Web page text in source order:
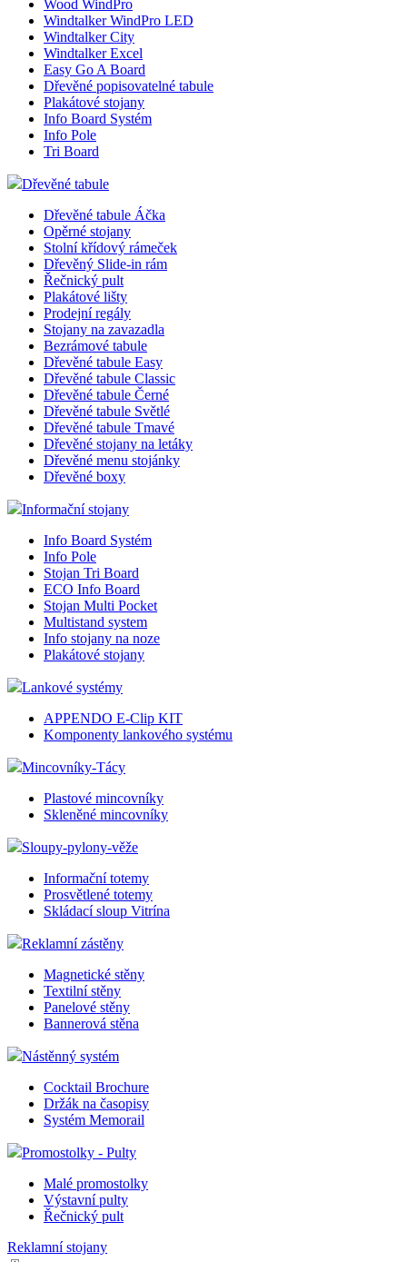
Wood WindPro
Windtalker WindPro LED
Windtalker City
Windtalker Excel
Easy Go A Board
Dřevěné popisovatelné tabule
Plakátové stojany
Info Board Systém
Info Pole
Tri Board
Dřevěné tabule
Dřevěné tabule Áčka
Opěrné stojany
Stolní křídový rámeček
Dřevěný Slide-in rám
Řečnický pult
Plakátové lišty
Prodejní regály
Stojany na zavazadla
Bezrámové tabule
Dřevěné tabule Easy
Dřevěné tabule Classic
Dřevěné tabule Černé
Dřevěné tabule Světlé
Dřevěné tabule Tmavé
Dřevěné stojany na letáky
Dřevěné menu stojánky
Dřevěné boxy
Informační stojany
Info Board Systém
Info Pole
Stojan Tri Board
ECO Info Board
Stojan Multi Pocket
Multistand system
Info stojany na noze
Plakátové stojany
Lankové systémy
APPENDO E-Clip KIT
Komponenty lankového systému
Mincovníky-Tácy
Plastové mincovníky
Skleněné mincovníky
Sloupy-pylony-věže
Informační totemy
Prosvětlené totemy
Skládací sloup Vitrína
Reklamní zástěny
Magnetické stěny
Textilní stěny
Panelové stěny
Bannerová stěna
Nástěnný systém
Cocktail Brochure
Držák na časopisy
Systém Memorail
Promostolky - Pulty
Malé promostolky
Výstavní pulty
Řečnický pult
Reklamní stojany